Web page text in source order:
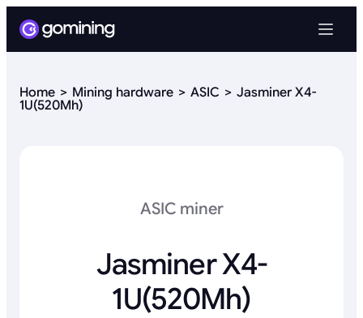
Home Mining hardware ASIC
Jasminer X4-
1U(520Mh)
ASIC miner
Jasminer X4-
1U(520Mh)